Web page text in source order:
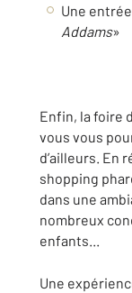
Une
Addams»
Enfin, la foire
vous vous
d’ailleurs. En
shopping
dans une
nombreux
enfants...
Une